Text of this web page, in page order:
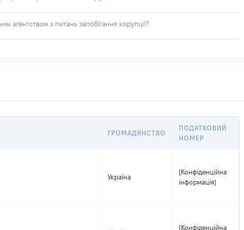
агентством з питань запобігання корупції?
ГРОМАДЯНСТВО
ПОДАТКОВИЙ
НОМЕР
Україна
[Конфіденційна
інформація]
[Конфіденційна